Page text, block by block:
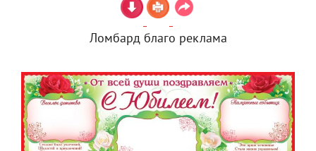
Ломбард благо реклама